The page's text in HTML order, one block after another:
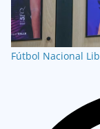
Fútbol Nacional